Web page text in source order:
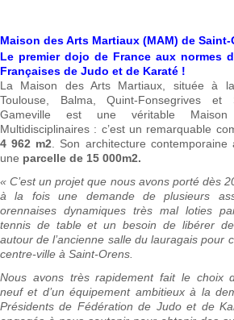
Maison des Arts Martiaux (MAM) de Saint-
Le premier dojo de France aux normes
Françaises de Judo et de Karaté !
La Maison des Arts Martiaux, située à
Toulouse, Balma, Quint-Fonsegrives et
Gameville est une véritable
Multidisciplinaires : c’est un remarquable
4 962 m2. Son architecture
une parcelle de 15 000m2.
« C’est un projet que nous avons porté dès
à la fois une demande de plusieurs
orennaises dynamiques très mal loties
tennis de table et un besoin de libérer de
autour de l’ancienne salle du lauragais pour
centre-ville à Saint-Orens.
Nous avons très rapidement fait le choix
neuf et d’un équipement ambitieux à la
Présidents de Fédération de Judo et de